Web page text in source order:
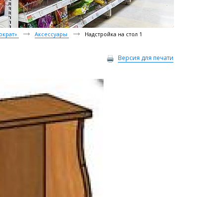
Аксессуары Надстройка на стол 1
Версия для печати